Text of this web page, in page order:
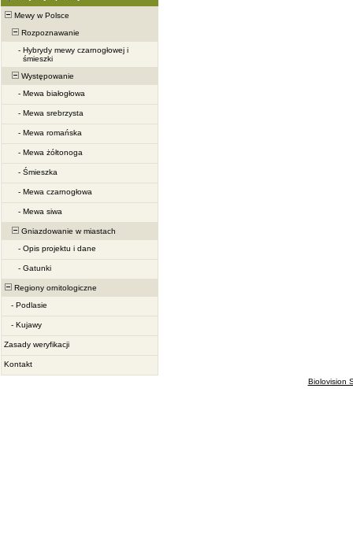
Mewy w Polsce
Rozpoznawanie
- Hybrydy mewy czarnogłowej i
śmieszki
Występowanie
- Mewa białogłowa
- Mewa srebrzysta
- Mewa romańska
- Mewa żółtonoga
- Śmieszka
- Mewa czarnogłowa
- Mewa siwa
Gniazdowanie w miastach
- Opis projektu i dane
- Gatunki
Regiony ornitologiczne
- Podlasie
- Kujawy
Zasady weryfikacji
Kontakt
Biolovision